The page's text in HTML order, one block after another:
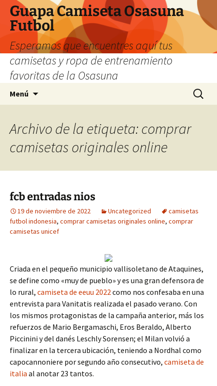
Guapa Camiseta Osasuna
Futbol
Esperamos que encuentres aquí tus
camisetas y ropa de entrenamiento
favoritas de la Osasuna
Menú Buscar:
Archivo de la etiqueta: comprar
camisetas originales online
fcb entradas nios
19 de noviembre de 2022 Uncategorized
camisetas
futbol indonesia, comprar camisetas originales online, comprar
camisetas unicef
Criada en el pequeño municipio vallisoletano de Ataquines,
se define como «muy de pueblo» y es una gran defensora de
lo rural, camiseta de eeuu 2022como nos confesaba en una
entrevista para Vanitatis realizada el pasado verano. Con
los mismos protagonistas de la campaña anterior, más los
refuerzos de Mario Bergamaschi, Eros Beraldo, Alberto
Piccinini y del danés Leschly Sorensen; el Milan volvió a
finalizar en la tercera ubicación, teniendo a Nordhal como
capocannoniere por segundo año consecutivo, camiseta de
italia al anotar 23 tantos.